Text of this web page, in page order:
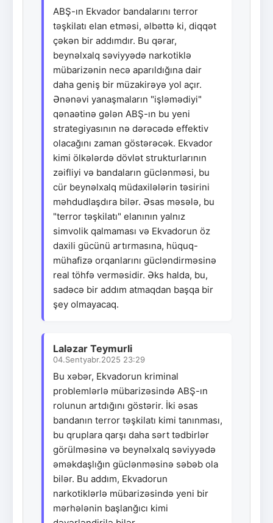
ABŞ-ın Ekvador bandalarını terror
təşkilatı elan etməsi, əlbəttə ki, diqqət
çəkən bir addımdır. Bu qərar,
beynəlxalq səviyyədə narkotiklə
mübarizənin necə aparıldığına dair
daha geniş bir müzakirəyə yol açır.
Ənənəvi yanaşmaların "işləmədiyi"
qənaətinə gələn ABŞ-ın bu yeni
strategiyasının nə dərəcədə effektiv
olacağını zaman göstərəcək. Ekvador
kimi ölkələrdə dövlət strukturlarının
zəifliyi və bandaların güclənməsi, bu
cür beynəlxalq müdaxilələrin təsirini
məhdudlaşdıra bilər. Əsas məsələ, bu
"terror təşkilatı" elanının yalnız
simvolik qalmaması və Ekvadorun öz
daxili gücünü artırmasına, hüquq-
mühafizə orqanlarını gücləndirməsinə
real töhfə verməsidir. Əks halda, bu,
sadəcə bir addım atmaqdan başqa bir
şey olmayacaq.
Laləzar Teymurli
04.Sentyabr.2025 23:29
Bu xəbər, Ekvadorun kriminal
problemlərlə mübarizəsində ABŞ-ın
rolunun artdığını göstərir. İki əsas
bandanın terror təşkilatı kimi tanınması,
bu qruplara qarşı daha sərt tədbirlər
görülməsinə və beynəlxalq səviyyədə
əməkdaşlığın güclənməsinə səbəb ola
bilər. Bu addım, Ekvadorun
narkotiklərlə mübarizəsində yeni bir
mərhələnin başlanğıcı kimi